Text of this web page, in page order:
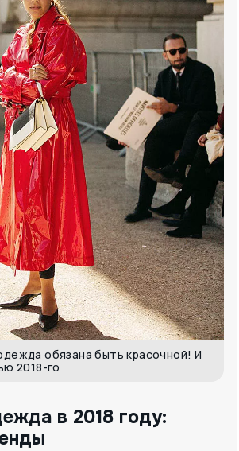
обязана быть красочной! И
2018-го
в 2018 году: